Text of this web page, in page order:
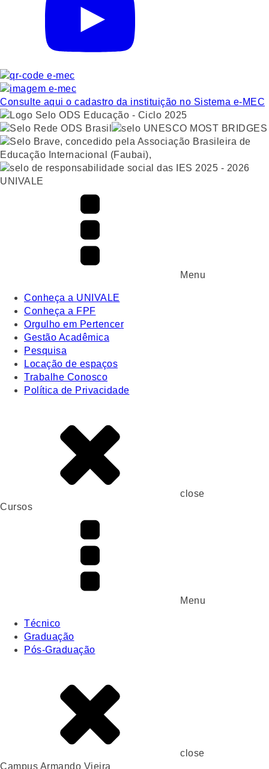
Consulte aqui o cadastro da instituição no Sistema e-MEC
UNIVALE
Menu
Conheça a UNIVALE
Conheça a FPF
Orgulho em Pertencer
Gestão Acadêmica
Pesquisa
Locação de espaços
Trabalhe Conosco
Política de Privacidade
close
Cursos
Menu
Técnico
Graduação
Pós-Graduação
close
Campus Armando Vieira